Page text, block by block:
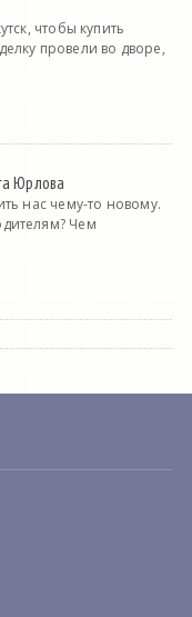
чтобы купить
провели во дворе,
Юрлова
нас чему-то новому.
Чем